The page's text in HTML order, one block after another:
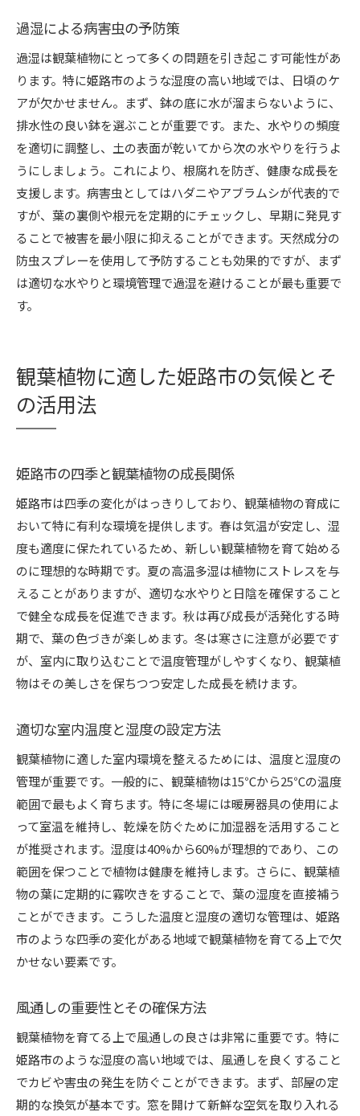
過湿による病害虫の予防策
過湿は観葉植物にとって多くの問題を引き起こす可能性があ
ります。特に姫路市のような湿度の高い地域では、日頃のケ
アが欠かせません。まず、鉢の底に水が溜まらないように、
排水性の良い鉢を選ぶことが重要です。また、水やりの頻度
を適切に調整し、土の表面が乾いてから次の水やりを行うよ
うにしましょう。これにより、根腐れを防ぎ、健康な成長を
支援します。病害虫としてはハダニやアブラムシが代表的で
すが、葉の裏側や根元を定期的にチェックし、早期に発見す
ることで被害を最小限に抑えることができます。天然成分の
防虫スプレーを使用して予防することも効果的ですが、まず
は適切な水やりと環境管理で過湿を避けることが最も重要で
す。
観葉植物に適した姫路市の気候とそ
の活用法
姫路市の四季と観葉植物の成長関係
姫路市は四季の変化がはっきりしており、観葉植物の育成に
おいて特に有利な環境を提供します。春は気温が安定し、湿
度も適度に保たれているため、新しい観葉植物を育て始める
のに理想的な時期です。夏の高温多湿は植物にストレスを与
えることがありますが、適切な水やりと日陰を確保すること
で健全な成長を促進できます。秋は再び成長が活発化する時
期で、葉の色づきが楽しめます。冬は寒さに注意が必要です
が、室内に取り込むことで温度管理がしやすくなり、観葉植
物はその美しさを保ちつつ安定した成長を続けます。
適切な室内温度と湿度の設定方法
観葉植物に適した室内環境を整えるためには、温度と湿度の
管理が重要です。一般的に、観葉植物は15℃から25℃の温度
範囲で最もよく育ちます。特に冬場には暖房器具の使用によ
って室温を維持し、乾燥を防ぐために加湿器を活用すること
が推奨されます。湿度は40%から60%が理想的であり、この
範囲を保つことで植物は健康を維持します。さらに、観葉植
物の葉に定期的に霧吹きをすることで、葉の湿度を直接補う
ことができます。こうした温度と湿度の適切な管理は、姫路
市のような四季の変化がある地域で観葉植物を育てる上で欠
かせない要素です。
風通しの重要性とその確保方法
観葉植物を育てる上で風通しの良さは非常に重要です。特に
姫路市のような湿度の高い地域では、風通しを良くすること
でカビや害虫の発生を防ぐことができます。まず、部屋の定
期的な換気が基本です。窓を開けて新鮮な空気を取り入れる